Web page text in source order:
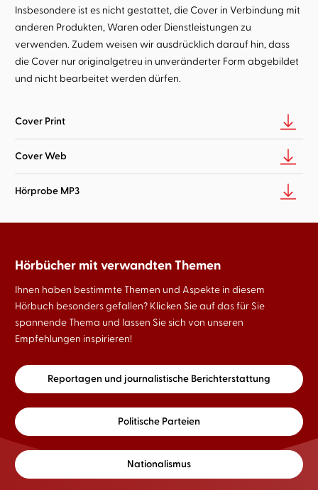
Insbesondere ist es nicht gestattet, die Cover in Verbindung mit
anderen Produkten, Waren oder Dienstleistungen zu
verwenden. Zudem weisen wir ausdrücklich darauf hin, dass
die Cover nur originalgetreu in unveränderter Form abgebildet
und nicht bearbeitet werden dürfen.
Cover Print
Cover Web
Hörprobe MP3
Hörbücher mit verwandten Themen
Ihnen haben bestimmte Themen und Aspekte in diesem
Hörbuch besonders gefallen? Klicken Sie auf das für Sie
spannende Thema und lassen Sie sich von unseren
Empfehlungen inspirieren!
Reportagen und journalistische Berichterstattung
Politische Parteien
Nationalismus